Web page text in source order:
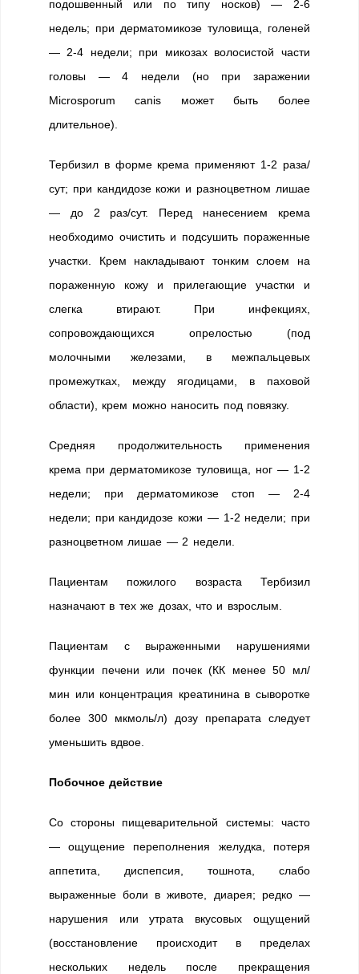
подошвенный или по типу носков) — 2-6
недель; при дерматомикозе туловища, голеней
— 2-4 недели; при микозах волосистой части
головы — 4 недели (но при заражении
Microsporum canis может быть более
длительное).
Тербизил в форме крема применяют 1-2 раза/
сут; при кандидозе кожи и разноцветном лишае
— до 2 раз/сут. Перед нанесением крема
необходимо очистить и подсушить пораженные
участки. Крем накладывают тонким слоем на
пораженную кожу и прилегающие участки и
слегка втирают. При инфекциях,
сопровождающихся опрелостью (под
молочными железами, в межпальцевых
промежутках, между ягодицами, в паховой
области), крем можно наносить под повязку.
Средняя продолжительность применения
крема при дерматомикозе туловища, ног — 1-2
недели; при дерматомикозе стоп — 2-4
недели; при кандидозе кожи — 1-2 недели; при
разноцветном лишае — 2 недели.
Пациентам пожилого возраста Тербизил
назначают в тех же дозах, что и взрослым.
Пациентам с выраженными нарушениями
функции печени или почек (КК менее 50 мл/
мин или концентрация креатинина в сыворотке
более 300 мкмоль/л) дозу препарата следует
уменьшить вдвое.
Побочное действие
Со стороны пищеварительной системы: часто
— ощущение переполнения желудка, потеря
аппетита, диспепсия, тошнота, слабо
выраженные боли в животе, диарея; редко —
нарушения или утрата вкусовых ощущений
(восстановление происходит в пределах
нескольких недель после прекращения